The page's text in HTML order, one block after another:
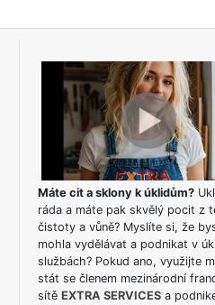
Máte cit a sklony k úklidům?
ráda a máte pak skvělý pocit z
čistoty a vůně? Myslíte si, že
mohla vydělávat a podnikat v
službách? Pokud ano, využijte
stát se členem mezinárodní
sítě EXTRA SERVICESa